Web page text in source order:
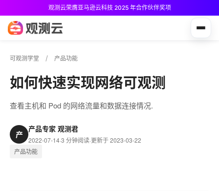
观测云荣膺亚马逊云科技 2025 年合作伙伴奖项
可观测学堂 产品功能
如何快速实现网络可观测
查看主机和 Pod 的网络流量和数据连接情况.
产
产品专家 观测君
2022-07-14·3 分钟阅读·更新于 2023-03-22
产品功能